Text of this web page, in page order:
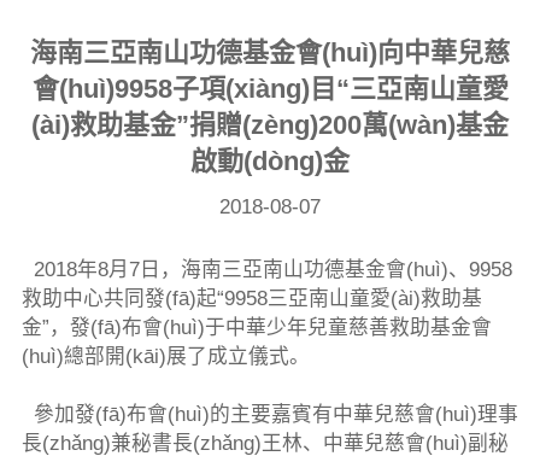
海南三亞南山功德基金會(huì)向中華兒慈
會(huì)9958子項(xiàng)目“三亞南山童愛
(ài)救助基金”捐贈(zèng)200萬(wàn)基金
啟動(dòng)金
2018-08-07
2018年8月7日，海南三亞南山功德基金會(huì)、9958
救助中心共同發(fā)起“9958三亞南山童愛(ài)救助基
金”，發(fā)布會(huì)于中華少年兒童慈善救助基金會
(huì)總部開(kāi)展了成立儀式。
參加發(fā)布會(huì)的主要嘉賓有中華兒慈會(huì)理事
長(zhǎng)兼秘書長(zhǎng)王林、中華兒慈會(huì)副秘